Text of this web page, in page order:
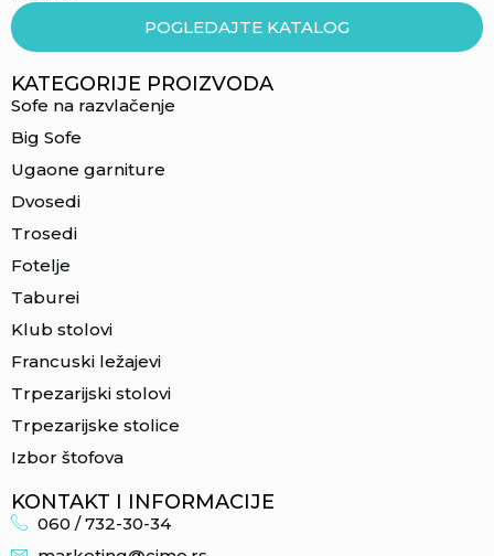
POGLEDAJTE KATALOG
KATEGORIJE PROIZVODA
Sofe na razvlačenje
Big Sofe
Ugaone garniture
Dvosedi
Trosedi
Fotelje
Taburei
Klub stolovi
Francuski ležajevi
Trpezarijski stolovi
Trpezarijske stolice
Izbor štofova
KONTAKT I INFORMACIJE
060 / 732-30-34